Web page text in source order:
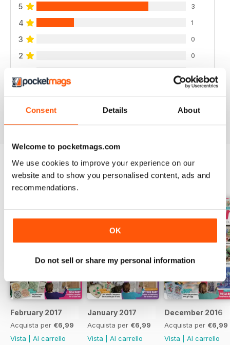
Consent Details About
Welcome to pocketmags.com
We use cookies to improve your experience on our
website and to show you personalised content, ads and
recommendations.
OK
Do not sell or share my personal information
5 3
4 1
3 0
2 0
VISUALIZZA LE RECENSIONI
EDIZIONI INDIETRO Visualizza tutti
February 2017
Acquista per €6,99
Vista
Al carrello
January 2017
Acquista per €6,99
Vista
Al carrello
December 2016
Acquista per €6,99
Vista
Al carrello